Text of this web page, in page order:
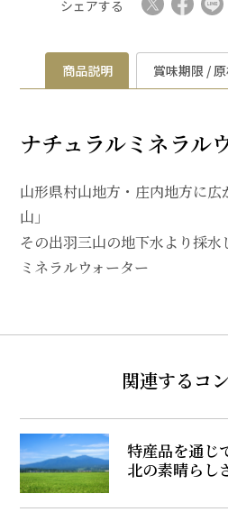
シェアする
商品説明 賞味期限 /
ナチュラルミネラル
山形県村山地方・庄内地方に
山」
その出羽三山の地下水より採
ミネラルウォーター
関連するコ
特産品を通じ
北の素晴らし